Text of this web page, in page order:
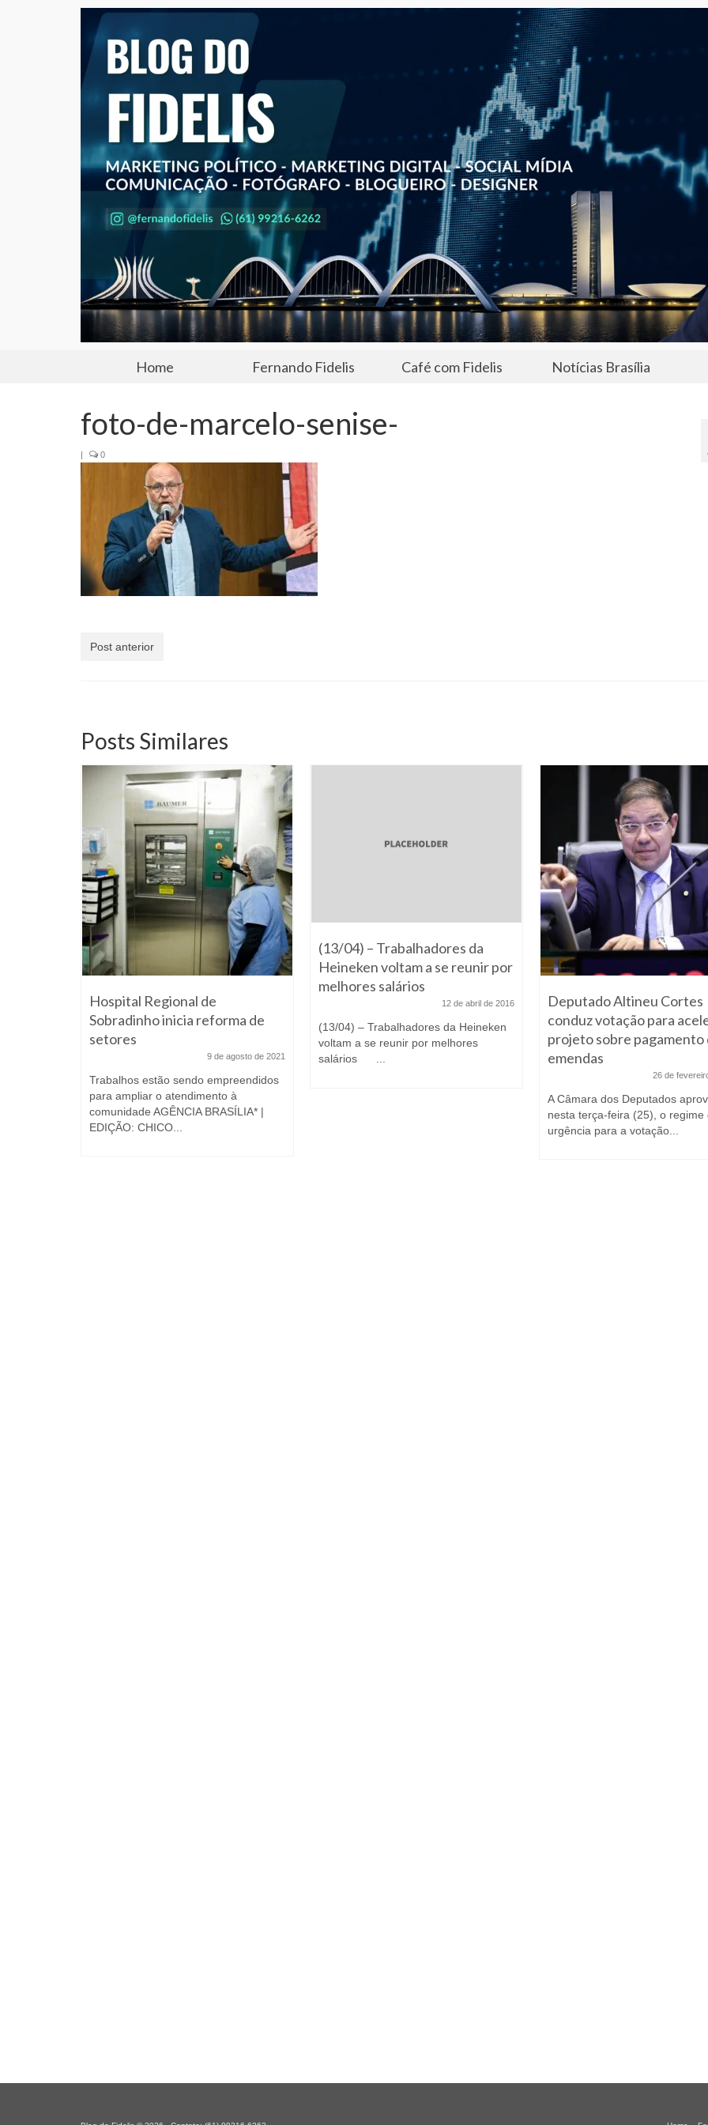
Home Fernando Fidelis Café com Fidelis Notícias Brasília
foto-de-marcelo-senise-
| 0
Post anterior
Posts Similares
Hospital Regional de
Sobradinho inicia reforma de
setores
9 de agosto de 2021
Trabalhos estão sendo empreendidos
para ampliar o atendimento à
comunidade AGÊNCIA BRASÍLIA* |
EDIÇÃO: CHICO...
(13/04) – Trabalhadores da
Heineken voltam a se reunir por
melhores salários
12 de abril de 2016
(13/04) – Trabalhadores da Heineken
voltam a se reunir por melhores
salários ...
Deputado Altineu Cortes
conduz votação para
projeto sobre pagamento
emendas
26 de
A Câmara dos Deputados
nesta terça-feira (25), o regime
urgência para a votação...